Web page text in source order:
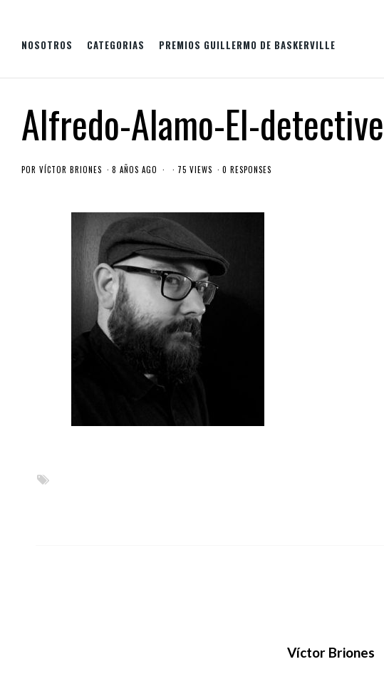
NOSOTROS CATEGORIAS PREMIOS GUILLERMO DE BASKERVILLE
Alfredo-Alamo-El-
POR VÍCTOR BRIONES 8 AÑOS AGO 75 VIEWS 0 RESPONSES
Víctor Briones